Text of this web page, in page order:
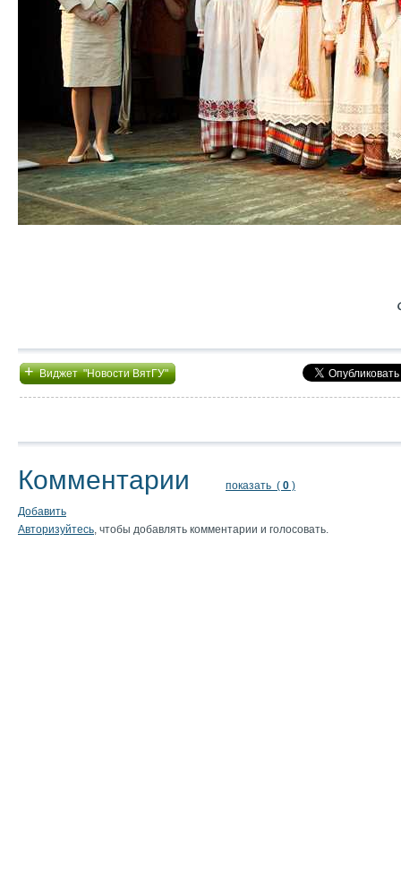
+Виджет "Новости ВятГУ"
Комментарии показать ( 0 )
Добавить
Авторизуйтесь, чтобы добавлять комментарии и голосовать.